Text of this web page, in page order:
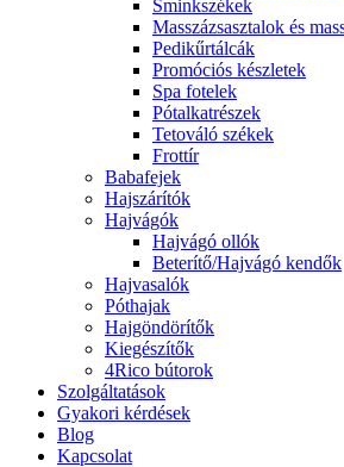
Sminkszékek
Masszázsasztalok és
Pedikűrtálcák
Promóciós készletek
Spa fotelek
Pótalkatrészek
Tetováló székek
Frottír
Babafejek
Hajszárítók
Hajvágók
Hajvágó ollók
Beterítő/Hajvágó kendők
Hajvasalók
Póthajak
Hajgöndörítők
Kiegészítők
4Rico bútorok
Szolgáltatások
Gyakori kérdések
Blog
Kapcsolat